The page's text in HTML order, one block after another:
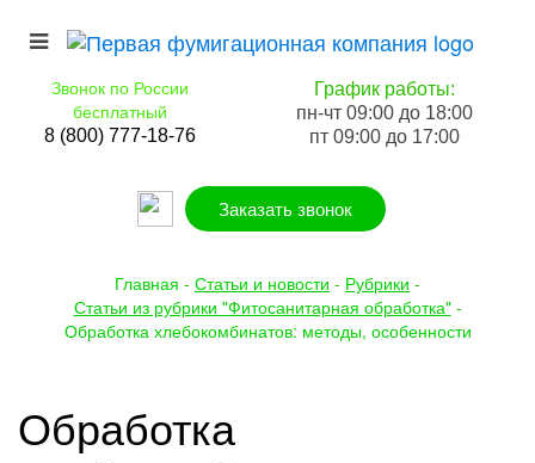
Звонок по России
бесплатный
8 (800) 777-18-76
График работы:
пн-чт 09:00 до 18:00
пт 09:00 до 17:00
Заказать звонок
Главная - Статьи и новости - Рубрики -
Статьи из рубрики "Фитосанитарная обработка"-
Обработка хлебокомбинатов: методы, особенности
Обработка